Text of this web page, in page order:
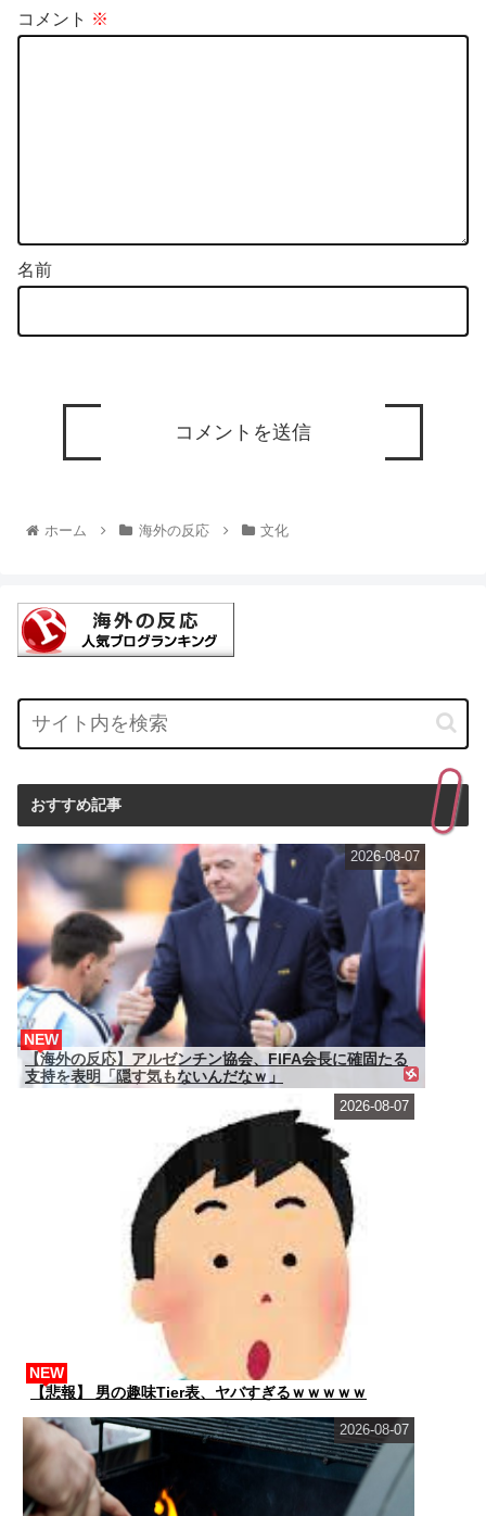
コメント ※
名前
ホーム 海外の反応 文化
おすすめ記事
【海外の反応】アルゼンチン協会、FIFA会長に確固たる
支持を表明「隠す気もないんだなｗ」
NEW
2026-08-07
【悲報】 男の趣味Tier表、ヤバすぎるｗｗｗｗｗ
NEW
2026-08-07
2026-08-07